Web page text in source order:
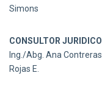
Simons
CONSULTOR JURIDICO
Ing./Abg. Ana Contreras
Rojas E.